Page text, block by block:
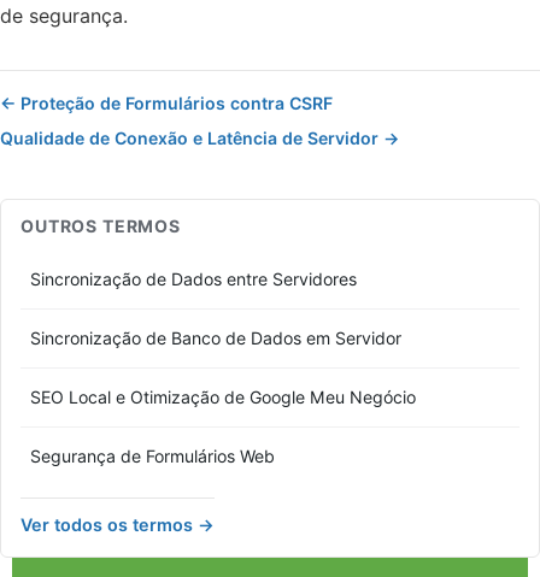
de segurança.
← Proteção de Formulários contra CSRF
Qualidade de Conexão e Latência de Servidor →
OUTROS TERMOS
Sincronização de Dados entre Servidores
Sincronização de Banco de Dados em Servidor
SEO Local e Otimização de Google Meu Negócio
Segurança de Formulários Web
Ver todos os termos →